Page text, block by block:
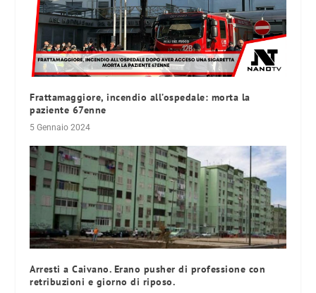
Frattamaggiore, incendio all’ospedale: morta la
paziente 67enne
5 Gennaio 2024
Arresti a Caivano. Erano pusher di professione con
retribuzioni e giorno di riposo.